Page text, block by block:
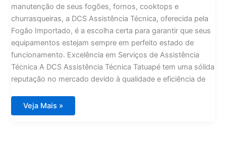
manutenção de seus fogões, fornos, cooktops e
churrasqueiras, a DCS Assistência Técnica, oferecida pela
Fogão Importado, é a escolha certa para garantir que seus
equipamentos estejam sempre em perfeito estado de
funcionamento. Excelência em Serviços de Assistência
Técnica A DCS Assistência Técnica Tatuapé tem uma sólida
reputação no mercado devido à qualidade e eficiência de
DCS
Assistência
Veja Mais »